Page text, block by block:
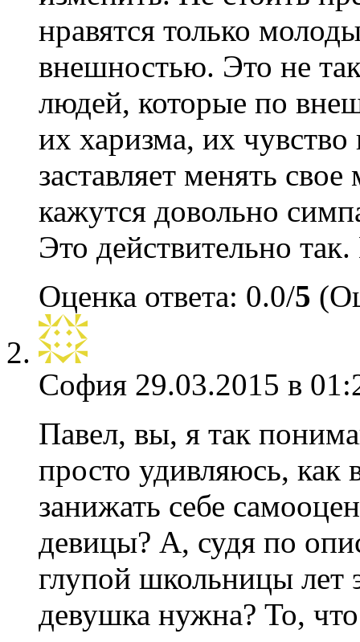
нравятся только
внешностью. Это не
людей, которые по
их харизма, их
заставляет менять
кажутся довольно
Это действительно
Оценка ответа: 0.0/5
София 29.03.2015 в
Павел, вы, я так
просто удивляюсь, как
занижать себе
девицы? А, судя по
глупой школьницы лет
девушка нужна? То,